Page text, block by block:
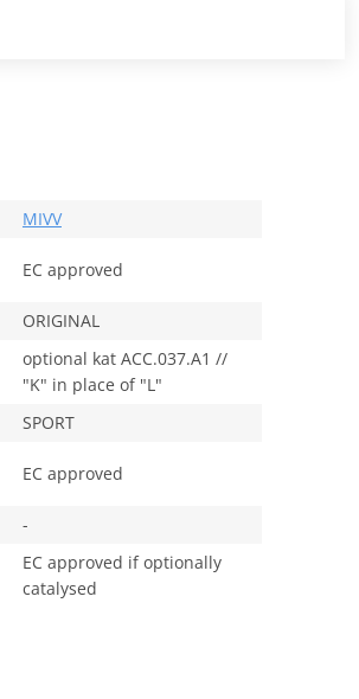
MIVV
EC approved
ORIGINAL
optional kat ACC.037.A1 //
"K" in place of "L"
SPORT
EC approved
-
EC approved if optionally
catalysed